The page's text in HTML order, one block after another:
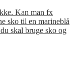
Kan man fx
sko til en marineblå
skal bruge sko og